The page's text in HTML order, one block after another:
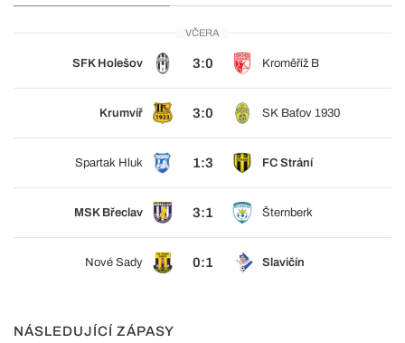
VČERA
SFK Holešov 3:0 Kroměříž B
Krumvíř 3:0 SK Baťov 1930
Spartak Hluk 1:3 FC Strání
MSK Břeclav 3:1 Šternberk
Nové Sady 0:1 Slavičín
NÁSLEDUJÍCÍ ZÁPASY